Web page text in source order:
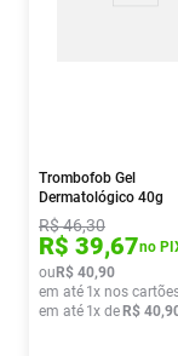
Trombofob Gel
Dermatológico 40g
R$46,30
R$ 39,67no
ou R$ 40,90
em até 1x nos
em até 1x de R$ 40,